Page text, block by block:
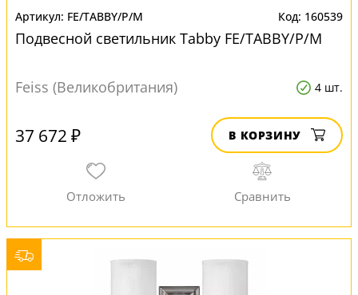
FE/TABBY/P/M 160539
Подвесной светильник Tabby FE/TABBY/P/M
Feiss (Великобритания) 4 шт.
37 672 ₽ В КОРЗИНУ